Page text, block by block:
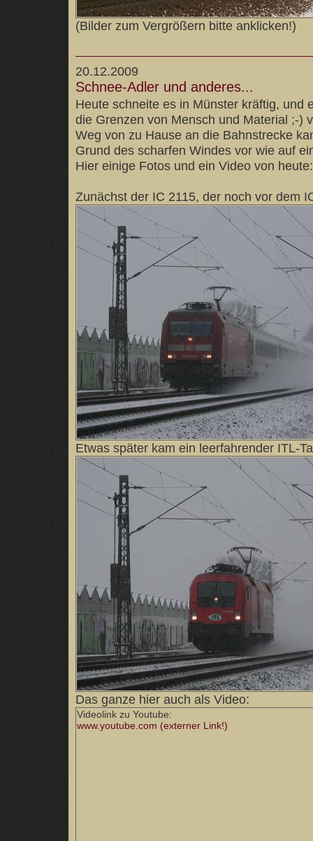
(Bilder zum Vergrößern bitte anklicken!)
20.12.2009
Schnee-Adler und anderes...
Heute schneite es in Münster kräftig, und
die Grenzen von Mensch und Material ;-)
Weg von zu Hause an die Bahnstrecke
Grund des scharfen Windes vor wie auf
Hier einige Fotos und ein Video von heute:
Zunächst der IC 2115, der noch vor dem
Etwas später kam ein leerfahrender ITL-
Das ganze hier auch als Video:
Videolink zu Youtube:
www.youtube.com (externer Link!)